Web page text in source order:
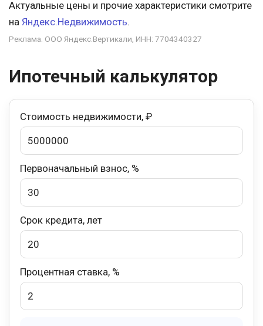
Актуальные цены и прочие характеристики смотрите
на Яндекс.Недвижимость.
Реклама. ООО Яндекс.Вертикали, ИНН: 7704340327
Ипотечный калькулятор
Стоимость недвижимости, ₽
Первоначальный взнос, %
Срок кредита, лет
Процентная ставка, %